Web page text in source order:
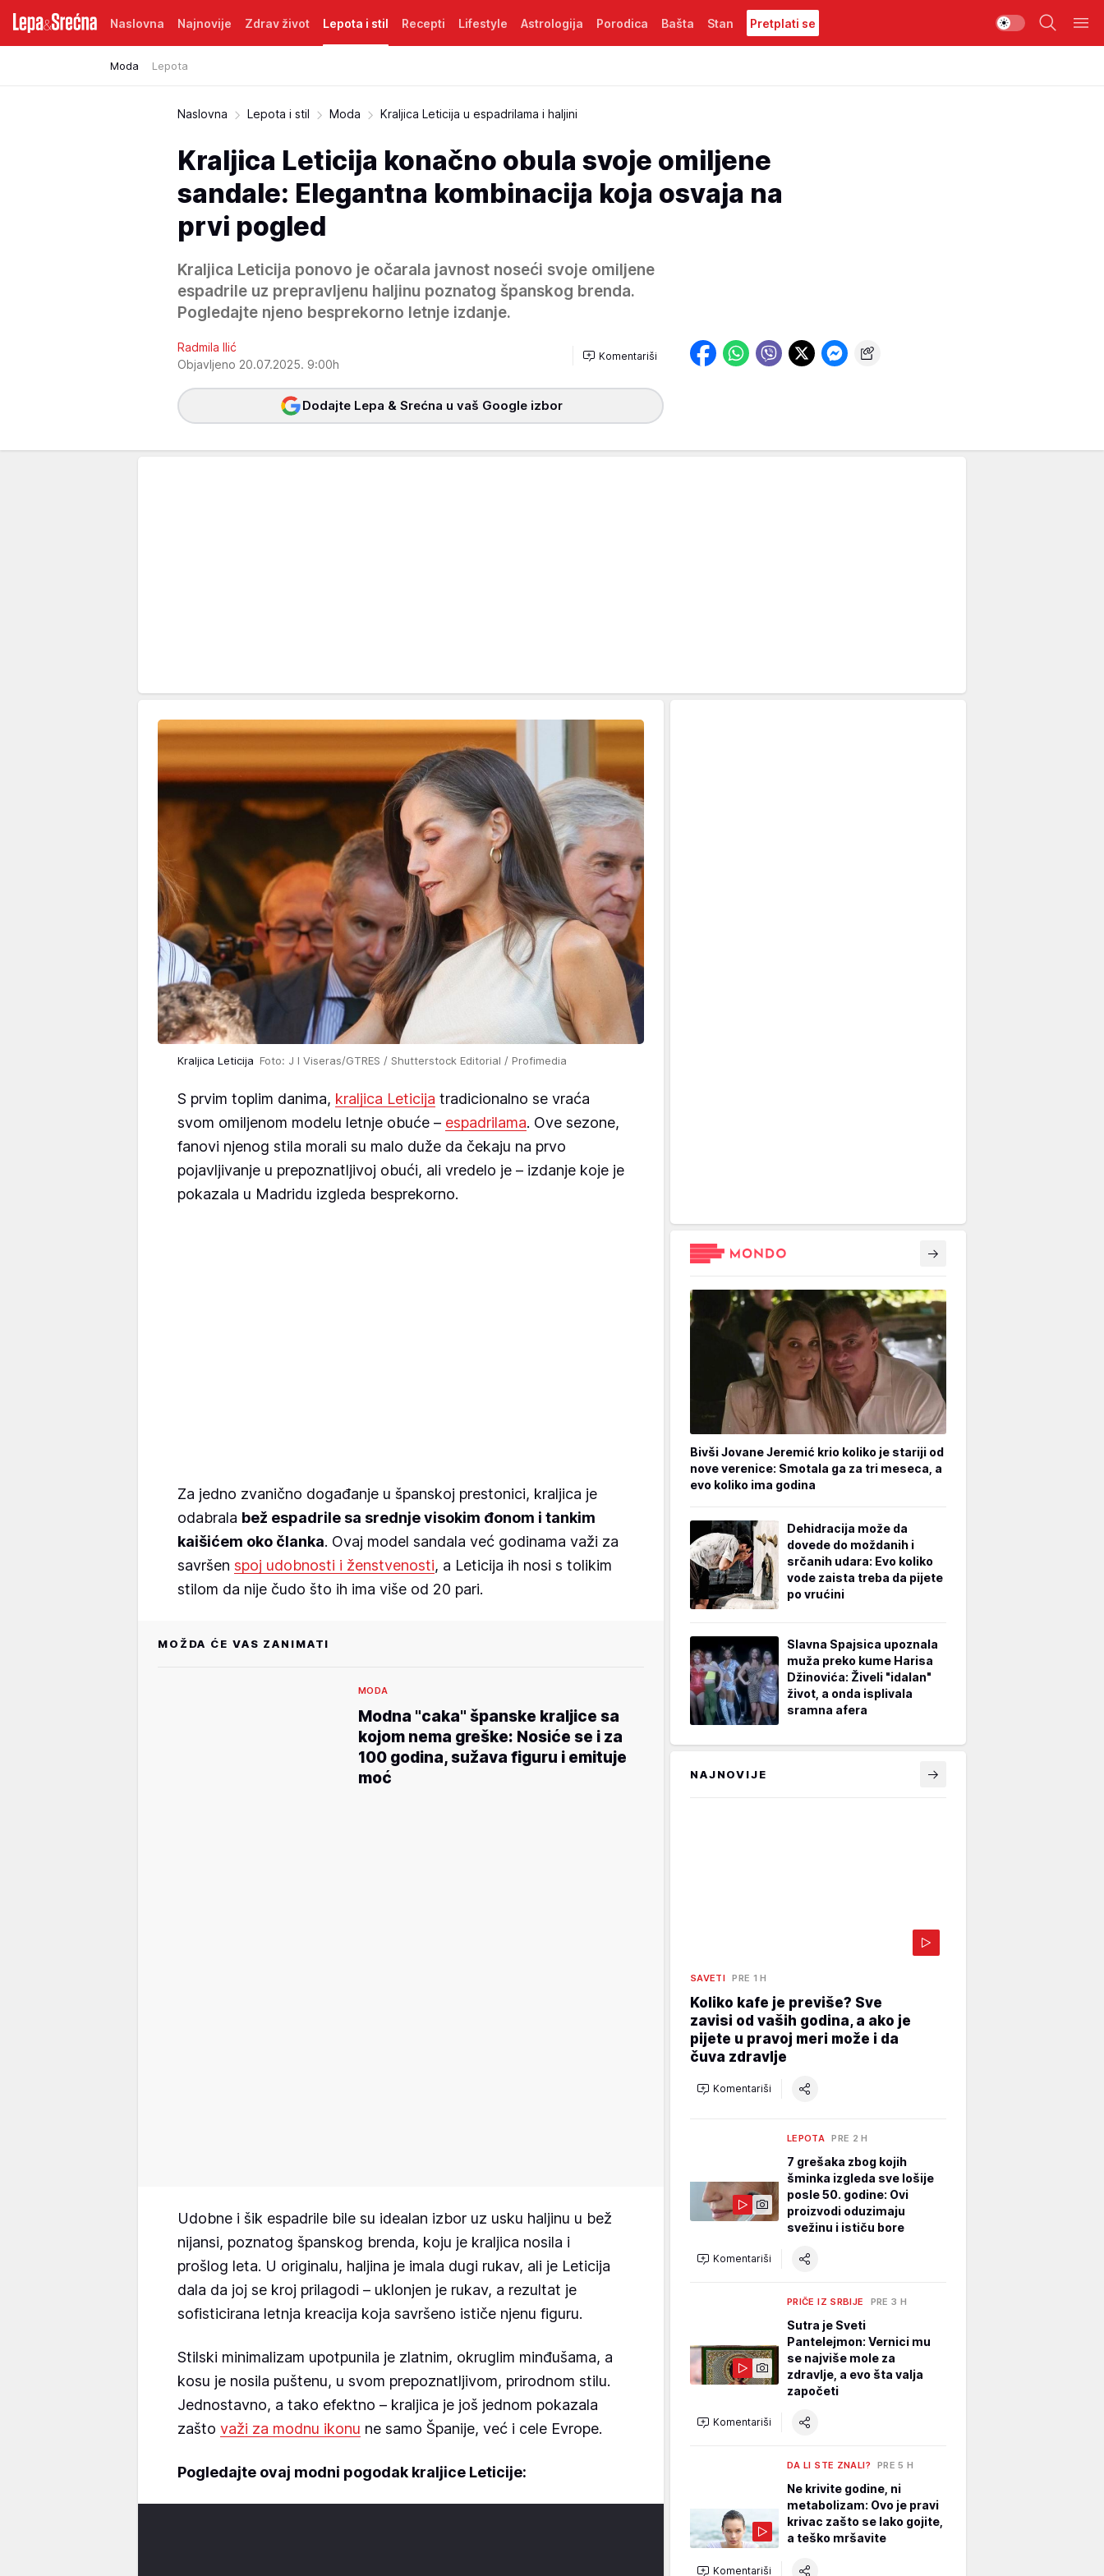
Naslovna Najnovije Zdrav život Lepota i stil
Moda Lepota
Recepti Lifestyle Astrologija Porodica Bašta Stan Pretplati se
Naslovna Lepota i stil Moda Kraljica Leticija u espadrilama i haljini
Kraljica Leticija konačno obula svoje omiljene
sandale: Elegantna kombinacija koja osvaja na
prvi pogled
Kraljica Leticija ponovo je očarala javnost noseći svoje omiljene
espadrile uz prepravljenu haljinu poznatog španskog brenda.
Pogledajte njeno besprekorno letnje izdanje.
Radmila Ilić
Objavljeno 20.07.2025. 9:00h
Komentariši
Dodajte Lepa & Srećna u vaš Google izbor
Kraljica Leticija Foto: J I Viseras/GTRES / Shutterstock Editorial / Profimedia
S prvim toplim danima, kraljica Leticija tradicionalno se vraća
svom omiljenom modelu letnje obuće – espadrilama. Ove sezone,
fanovi njenog stila morali su malo duže da čekaju na prvo
pojavljivanje u prepoznatljivoj obući, ali vredelo je – izdanje koje je
pokazala u Madridu izgleda besprekorno.
Za jedno zvanično događanje u španskoj prestonici, kraljica je
odabrala bež espadrile sa srednje visokim đonom i tankim
kaišićem oko članka. Ovaj model sandala već godinama važi za
savršen spoj udobnosti i ženstvenosti, a Leticija ih nosi s tolikim
stilom da nije čudo što ih ima više od 20 pari.
MOŽDA ĆE VAS ZANIMATI
MODA
Modna "caka" španske kraljice sa
kojom nema greške: Nosiće se i za
100 godina, sužava figuru i emituje
moć
Udobne i šik espadrile bile su idealan izbor uz usku haljinu u bež
nijansi, poznatog španskog brenda, koju je kraljica nosila i
prošlog leta. U originalu, haljina je imala dugi rukav, ali je Leticija
dala da joj se kroj prilagodi – uklonjen je rukav, a rezultat je
sofisticirana letnja kreacija koja savršeno ističe njenu figuru.
Stilski minimalizam upotpunila je zlatnim, okruglim minđušama, a
kosu je nosila puštenu, u svom prepoznatljivom, prirodnom stilu.
Jednostavno, a tako efektno – kraljica je još jednom pokazala
zašto važi za modnu ikonu ne samo Španije, već i cele Evrope.
Pogledajte ovaj modni pogodak kraljice Leticije:
Bivši Jovane Jeremić krio koliko je stariji od
nove verenice: Smotala ga za tri meseca, a
evo koliko ima godina
Dehidracija može da
dovede do moždanih i
srčanih udara: Evo koliko
vode zaista treba da pijete
po vrućini
Slavna Spajsica upoznala
muža preko kume Harisa
Džinovića: Živeli "idalan"
život, a onda isplivala
sramna afera
NAJNOVIJE
SAVETI PRE 1 H
Koliko kafe je previše? Sve
zavisi od vaših godina, a ako je
pijete u pravoj meri može i da
čuva zdravlje
Komentariši
LEPOTA PRE 2 H
7 grešaka zbog kojih
šminka izgleda sve lošije
posle 50. godine: Ovi
proizvodi oduzimaju
svežinu i ističu bore
Komentariši
PRIČE IZ SRBIJE PRE 3 H
Sutra je Sveti
Pantelejmon: Vernici mu
se najviše mole za
zdravlje, a evo šta valja
započeti
Komentariši
DA LI STE ZNALI? PRE 5 H
Ne krivite godine, ni
metabolizam: Ovo je pravi
krivac zašto se lako gojite,
a teško mršavite
Komentariši